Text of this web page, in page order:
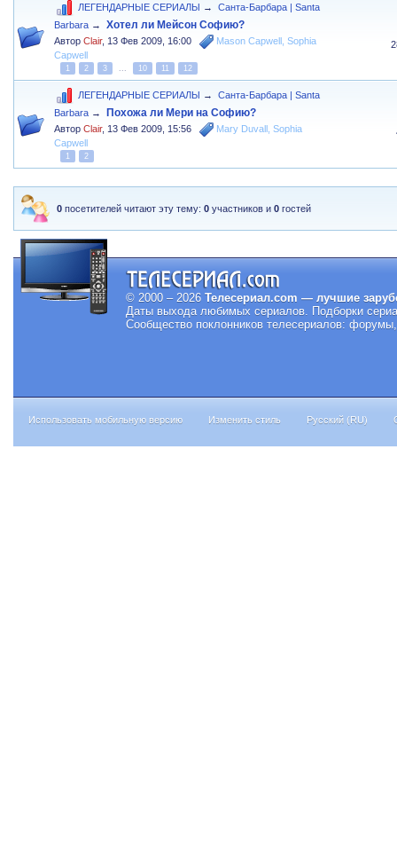
ЛЕГЕНДАРНЫЕ СЕРИАЛЫ →
Санта-Барбара | Santa
Barbara → Хотел ли Мейсон Софию?
АвторClair, 13 Фев 2009, 16:00 Mason Capwell ,Sophia
Capwell
1 2 3 ... 10 11 12
ЛЕГЕНДАРНЫЕ СЕРИАЛЫ →
Санта-Барбара | Santa
Barbara → Похожа ли Мери на Софию?
АвторClair, 13 Фев 2009, 15:56 Mary Duvall ,Sophia
Capwell
1 2
0 посетителей читают эту тему:0 участников и0 гостей
© 2000 – 2026 Телесериал.com — лучшие
Даты выхода любимых сериалов. Подборки
Сообщество поклонников телесериалов:
Использовать мобильную версию Изменить стиль Русский (RU)